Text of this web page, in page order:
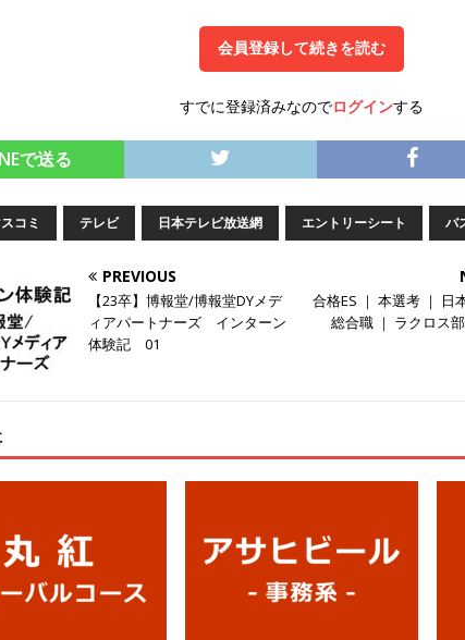
持つグローバルメーカー ｜ 年間休日129日・土日祝完全休み ｜
体育会積極採用企業
[ 2026年5月14日 ] 【 28卒 ｜ 適性検査合否免除・面接確約!! ｜
限定 ｜ 世界No.1の不動産投資市場東京で投資住宅販売をリード
販売までを担う ｜ 平均年収809万 ｜ 年間休日130日・土日祝完
豊エンタープライズ
体育会積極採用企業
務・転勤なし ｜ 投資用住宅販売をリードする企業が手がける賃
行う ｜ 年間休日125日以上 ｜ 不動産業ではレアな私服出社OK
としてクライアントの課題を解決 ｜ 土日祝完全休み ｜ データ
【 28卒 ｜ 東京勤務・転勤なし 】 食品・生
スを提供するベンチャー企業 ｜ 設立から毎年黒字経営。売上は
体育会
会員登録して続きを読む
すでに登録済みなのでログインする
で送る
コミ テレビ 日本テレビ放送網 エントリーシート バ
PREVIOUS
【23卒】博報堂/博報堂DYメデ
ィアパートナーズ インターン
体験記 01
合格ES ｜ 本選考 ｜ 日
総合職 ｜ ラクロス